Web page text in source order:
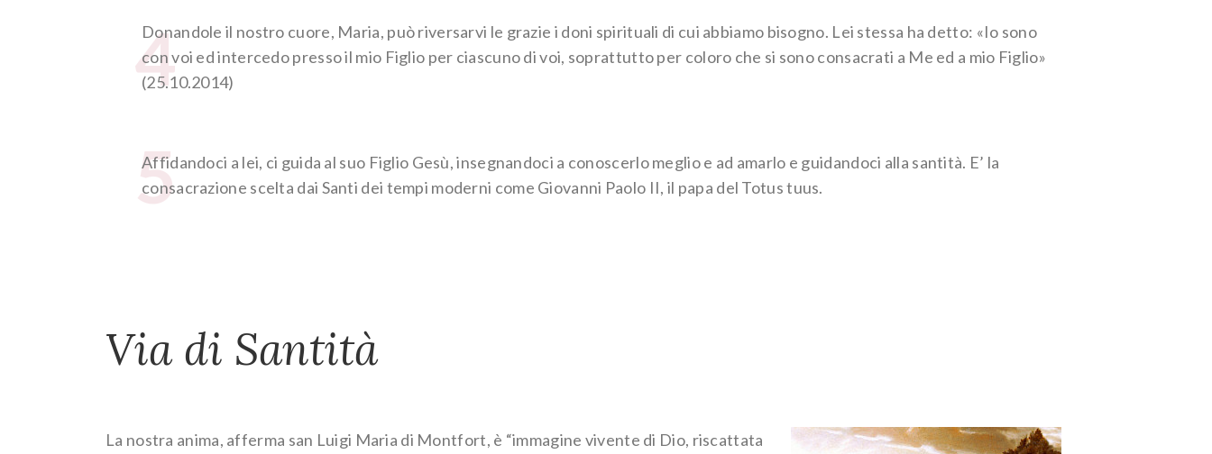
4
Donandole il nostro cuore, Maria, può riversarvi le grazie i doni spirituali di cui abbiamo bisogno. Lei stessa ha detto: «Io sono
con voi ed intercedo presso il mio Figlio per ciascuno di voi, soprattutto per coloro che si sono consacrati a Me ed a mio Figlio»
(25.10.2014)
5
Affidandoci a lei, ci guida al suo Figlio Gesù, insegnandoci a conoscerlo meglio e ad amarlo e guidandoci alla santità. E’ la
consacrazione scelta dai Santi dei tempi moderni come Giovanni Paolo II, il papa del Totus tuus.
Via di Santità
La nostra anima, afferma san Luigi Maria di Montfort, è “immagine vivente di Dio, riscattata